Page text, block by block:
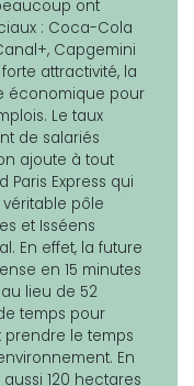
ont
: Coca-Cola
Capgemini
attractivité, la
économique pour
Le taux
de salariés
ajoute à tout
Express qui
pôle
et Isséens
En effet, la future
en 15 minutes
lieu de 52
temps pour
le temps
En
120 hectares